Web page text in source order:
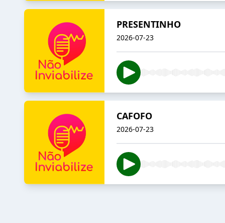
PRESENTINHO
2026-07-23
CAFOFO
2026-07-23